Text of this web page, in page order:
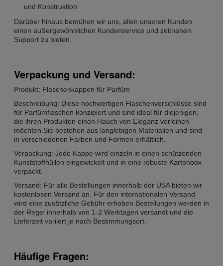
und Konstruktion
Darüber hinaus bemühen wir uns, allen unseren Kunden
einen außergewöhnlichen Kundenservice und zeitnahen
Support zu bieten.
Verpackung und Versand:
Produkt: Flaschenkappen für Parfüm
Beschreibung: Diese hochwertigen Flaschenverschlüsse sind
für Parfümflaschen konzipiert und sind ideal für diejenigen,
die ihren Produkten einen Hauch von Eleganz verleihen
möchten.Sie bestehen aus langlebigen Materialien und sind
in verschiedenen Farben und Formen erhältlich.
Verpackung: Jede Kappe wird einzeln in einen schützenden
Kunststoffhüllen eingewickelt und in eine robuste Kartonbox
verpackt.
Versand: Für alle Bestellungen innerhalb der USA bieten wir
kostenlosen Versand an. Für den internationalen Versand
wird eine zusätzliche Gebühr erhoben.Bestellungen werden in
der Regel innerhalb von 1-2 Werktagen versandt und die
Lieferzeit variiert je nach Bestimmungsort.
Häufige Fragen: